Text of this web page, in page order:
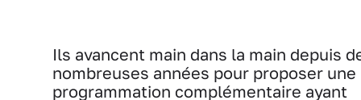
Ils avancent main dans la main depuis
nombreuses années pour proposer une
programmation complémentaire ayant